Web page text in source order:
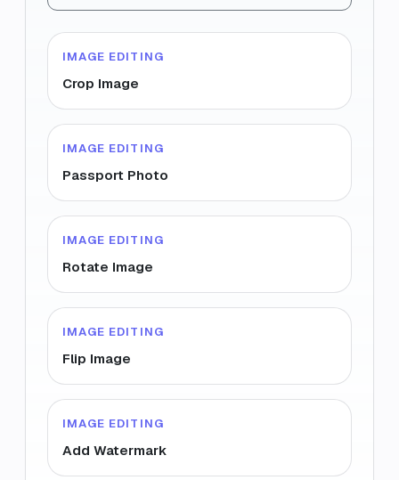
IMAGE EDITING
Crop Image
IMAGE EDITING
Passport Photo
IMAGE EDITING
Rotate Image
IMAGE EDITING
Flip Image
IMAGE EDITING
Add Watermark